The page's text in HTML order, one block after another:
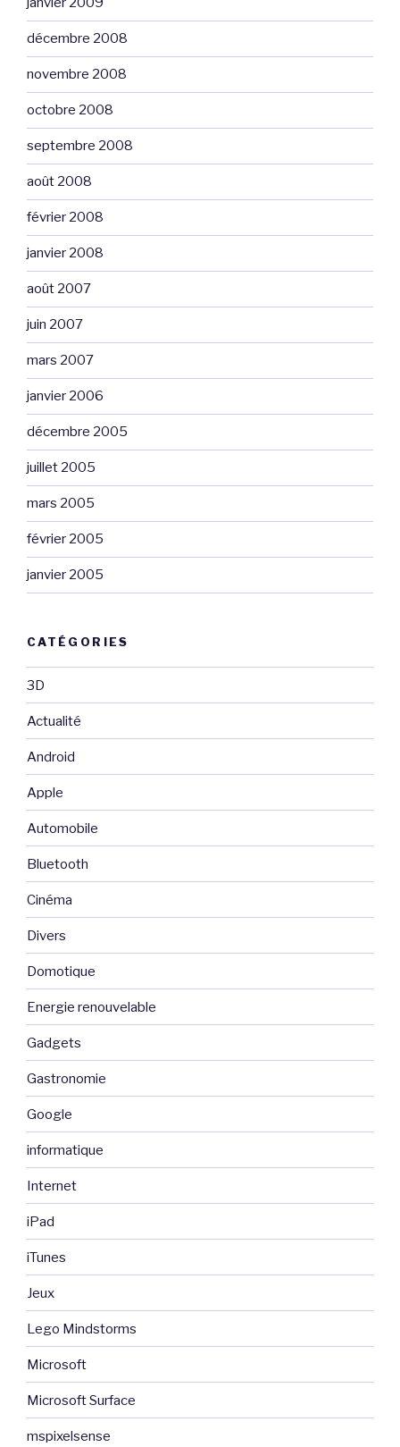
décembre 2008
novembre 2008
octobre 2008
septembre 2008
août 2008
février 2008
janvier 2008
août 2007
juin 2007
mars 2007
janvier 2006
décembre 2005
juillet 2005
mars 2005
février 2005
janvier 2005
CATÉGORIES
3D
Actualité
Android
Apple
Automobile
Bluetooth
Cinéma
Divers
Domotique
Energie renouvelable
Gadgets
Gastronomie
Google
informatique
Internet
iPad
iTunes
Jeux
Lego Mindstorms
Microsoft
Microsoft Surface
mspixelsense